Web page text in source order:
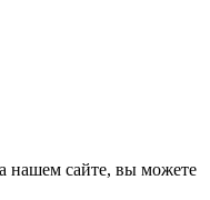
нашем сайте, вы можете